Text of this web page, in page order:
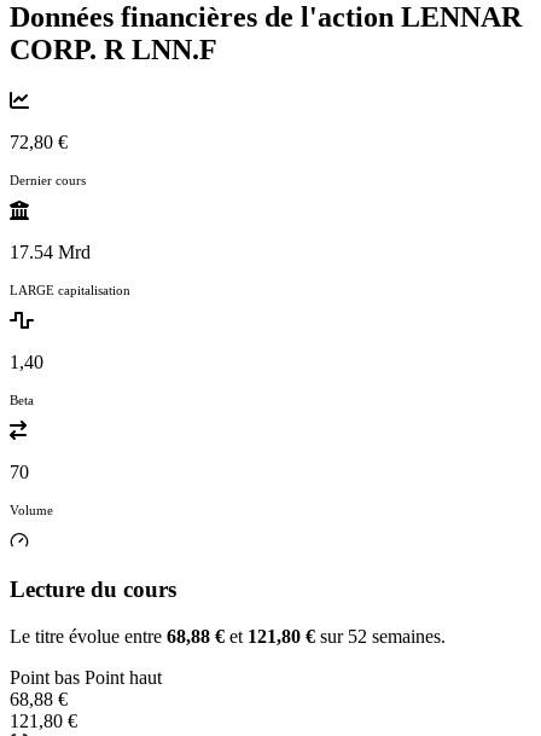
Données financières de l'action LENNAR
CORP. R LNN.F
72,80 €
Dernier cours
17.54 Mrd
LARGE capitalisation
1,40
Beta
70
Volume
Lecture du cours
Le titre évolue entre 68,88 € et 121,80 € sur 52 semaines.
Point bas Point haut
68,88 €
121,80 €